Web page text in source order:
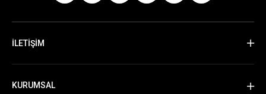
İLETİŞİM
KURUMSAL